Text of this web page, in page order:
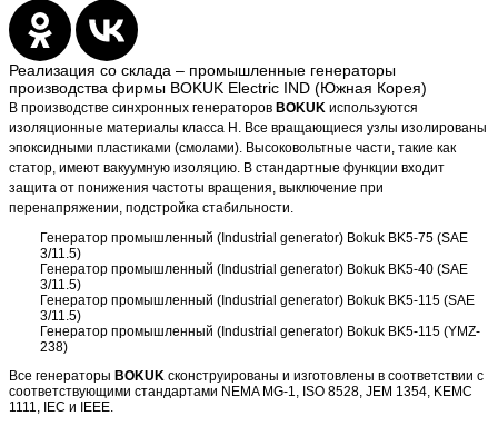
Реализация со склада – промышленные генераторы
производства фирмы BOKUK Electric IND (Южная Корея)
В производстве синхронных генераторов BOKUK используются
изоляционные материалы класса H. Все вращающиеся узлы изолированы
эпоксидными пластиками (смолами). Высоковольтные части, такие как
статор, имеют вакуумную изоляцию. В стандартные функции входит
защита от понижения частоты вращения, выключение при
перенапряжении, подстройка стабильности.
Генератор промышленный (Industrial generator) Bokuk BK5-75 (SAE
3/11.5)
Генератор промышленный (Industrial generator) Bokuk BK5-40 (SAE
3/11.5)
Генератор промышленный (Industrial generator) Bokuk BK5-115 (SAE
3/11.5)
Генератор промышленный (Industrial generator) Bokuk BK5-115 (YMZ-
238)
Все генераторы BOKUK сконструированы и изготовлены в соответствии с
соответствующими стандартами NEMA MG-1, ISO 8528, JEM 1354, KEMC
1111, IEC и IEEE.